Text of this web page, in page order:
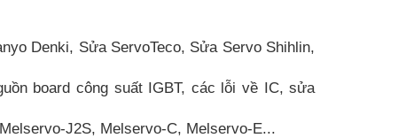
Denki, Sửa ServoTeco, Sửa Servo Shihlin,
board công suất IGBT, các lỗi về IC, sửa
J2S, Melservo-C, Melservo-E...